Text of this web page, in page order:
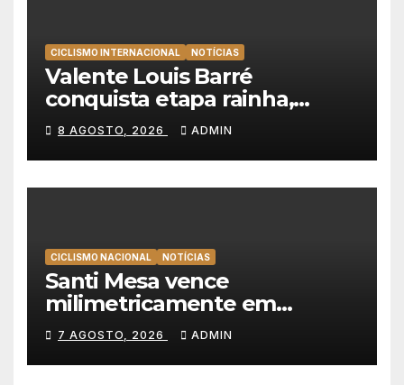
CICLISMO INTERNACIONAL NOTÍCIAS
Valente Louis Barré
conquista etapa rainha,
Christian Scaroni é o novo
líder da Volta a Polónia
8 AGOSTO, 2026 ADMIN
CICLISMO NACIONAL NOTÍCIAS
Santi Mesa vence
milimetricamente em
Albufeira, Rui Oliveira
mantém a amarela da Volta a
Portugal
7 AGOSTO, 2026 ADMIN